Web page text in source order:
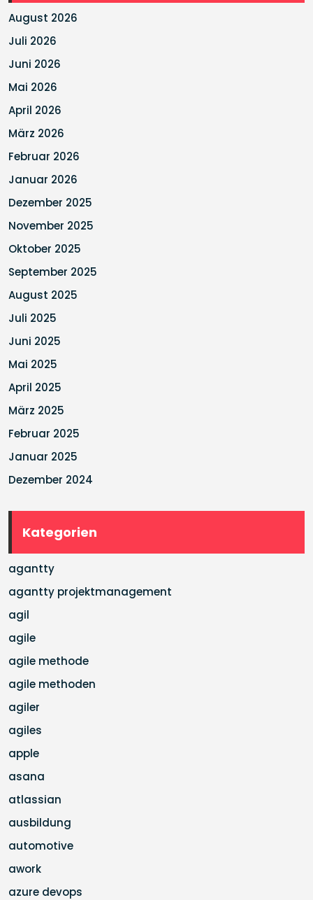
August 2026
Juli 2026
Juni 2026
Mai 2026
April 2026
März 2026
Februar 2026
Januar 2026
Dezember 2025
November 2025
Oktober 2025
September 2025
August 2025
Juli 2025
Juni 2025
Mai 2025
April 2025
März 2025
Februar 2025
Januar 2025
Dezember 2024
Kategorien
agantty
agantty projektmanagement
agil
agile
agile methode
agile methoden
agiler
agiles
apple
asana
atlassian
ausbildung
automotive
awork
azure devops